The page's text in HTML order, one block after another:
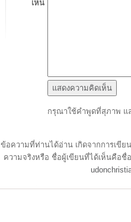
เห็น
กรุณาใช้คำพูดที่สุภาพ แ
ข้อความที่ท่านได้อ่าน เกิดจากการเขีย
ความจริงหรือ ชื่อผู้เขียนที่ได้เห็นคือ